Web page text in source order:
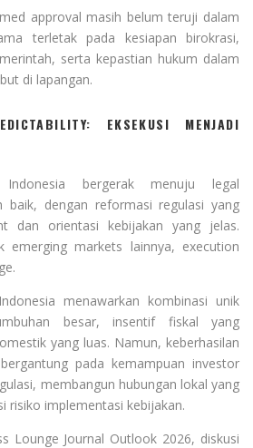
approval masih belum teruji dalam
terletak pada kesiapan birokrasi,
serta kepastian hukum dalam
di lapangan.
EKSEKUSI MENJADI
Indonesia bergerak menuju legal
baik, dengan reformasi regulasi yang
dan orientasi kebijakan yang jelas.
emerging markets lainnya, execution
menawarkan kombinasi unik
besar, insentif fiskal yang
yang luas. Namun, keberhasilan
pada kemampuan investor
membangun hubungan lokal yang
risiko implementasi kebijakan.
Lounge Journal Outlook 2026, diskusi